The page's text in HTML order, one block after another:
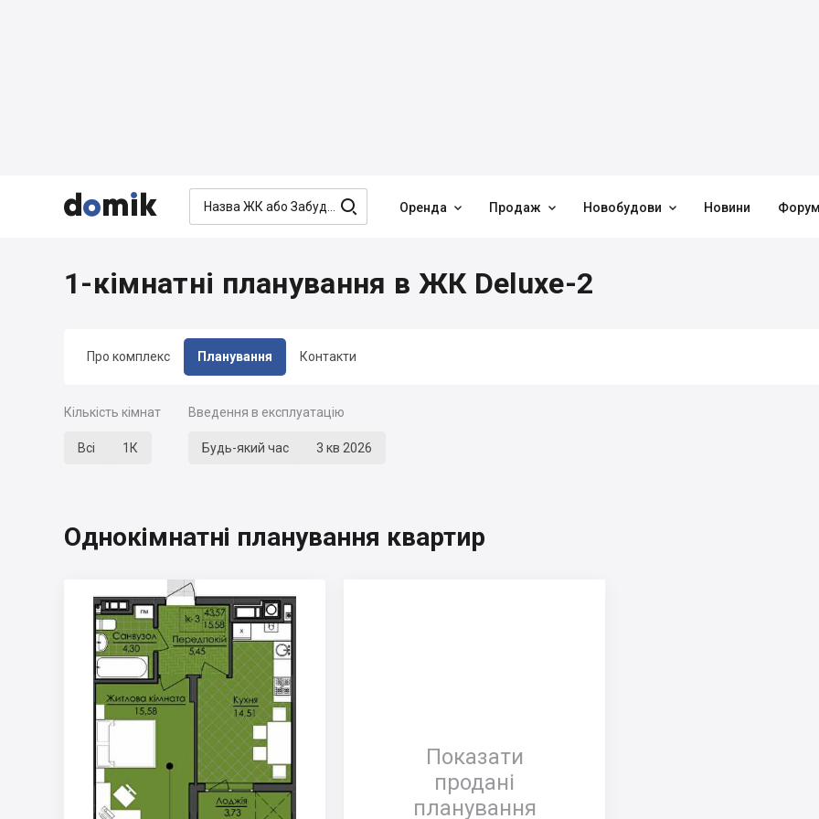


  Оренда  Продаж  Новобудови  Новини
Про комплекс Планування Контакти
1-кімнатні планування в ЖК Deluxe-2
Кількість кімнат
Всі 1К
Введення в експлуатацію
Будь-який час 3 кв 2026
Однокімнатні планування квартир
Показати
продані
планування